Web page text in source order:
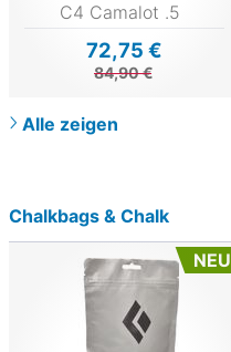
C4 Camalot .5
72,75 €
84,90 €
Alle zeigen
Chalkbags & Chalk
NEU